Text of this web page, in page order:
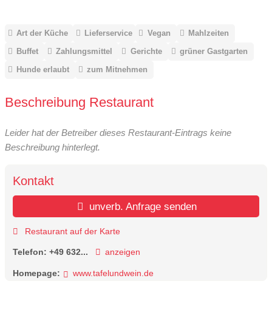
Art der Küche Lieferservice Vegan
Mahlzeiten
Buffet
Zahlungsmittel Gerichte
grüner Gastgarten
Hunde erlaubt
zum Mitnehmen
Beschreibung Restaurant
Leider hat der Betreiber dieses Restaurant-Eintrags keine
Beschreibung hinterlegt.
Kontakt
unverb. Anfrage senden
Restaurant auf der Karte
Telefon: +49 632... anzeigen
Homepage: www.tafelundwein.de